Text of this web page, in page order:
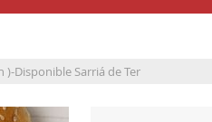
)-Disponible Sarriá de Ter